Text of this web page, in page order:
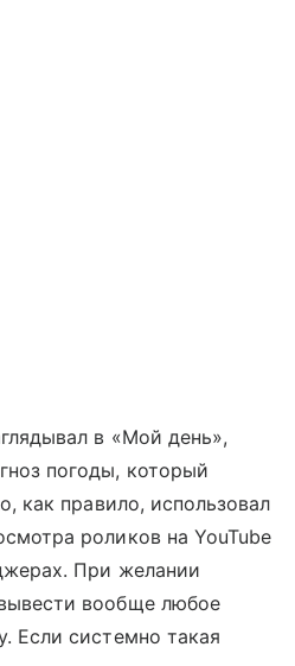
в «Мой день»,
погоды, который
как правило, использовал
роликов на YouTube
При желании
вообще любое
Если системно такая